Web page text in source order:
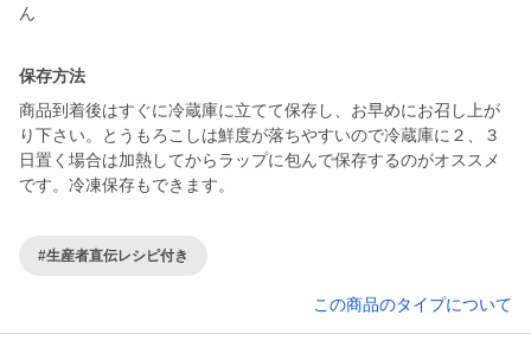
ん
保存方法
商品到着後はすぐに冷蔵庫に立てて保存し、お早めにお召し上が
り下さい。とうもろこしは鮮度が落ちやすいので冷蔵庫に２、３
日置く場合は加熱してからラップに包んで保存するのがオススメ
です。冷凍保存もできます。
#生産者直伝レシピ付き
この商品のタイプについて